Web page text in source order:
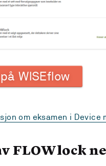
WISEflow
om eksamen i Device
FLOWlock